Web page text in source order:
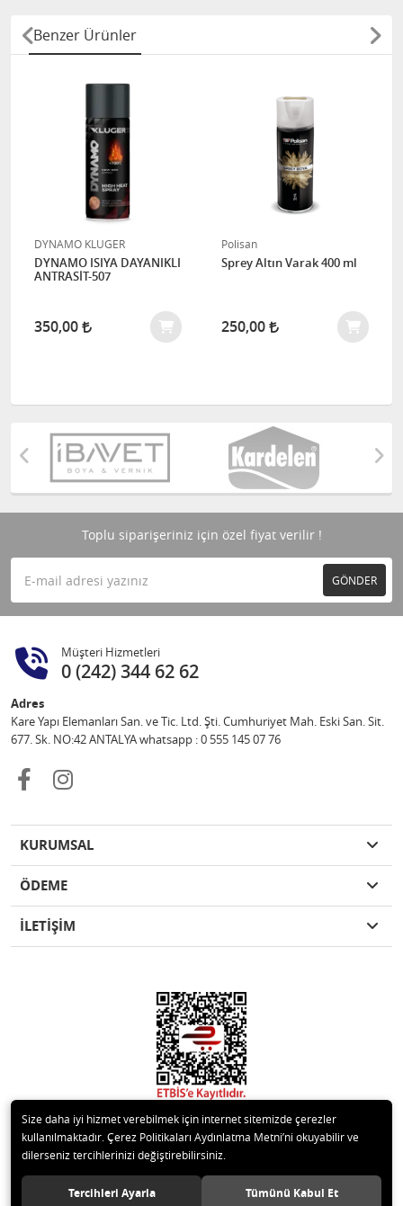
Benzer Ürünler
DYNAMO KLUGER
DYNAMO ISIYA DAYANIKLI
ANTRASİT-507
350,00
Polisan
Sprey Altın Varak 400 ml
250,00
Toplu siparişeriniz için özel fiyat verilir !
GÖNDER
Müşteri Hizmetleri
0 (242) 344 62 62
Adres
Kare Yapı Elemanları San. ve Tic. Ltd. Şti. Cumhuriyet Mah. Eski San. Sit.
677. Sk. NO:42 ANTALYA whatsapp : 0 555 145 07 76
KURUMSAL
ÖDEME
İLETİŞİM
© 2020 Kare Yapı Elemanları San. Tic. Ltd.Şti. Tüm hakları saklıdır.
Size daha iyi hizmet verebilmek için internet sitemizde çerezler
kullanılmaktadır. Çerez Politikaları Aydınlatma Metni’ni okuyabilir ve
dilerseniz tercihlerinizi değiştirebilirsiniz.
Tercihleri Ayarla Tümünü Kabul Et